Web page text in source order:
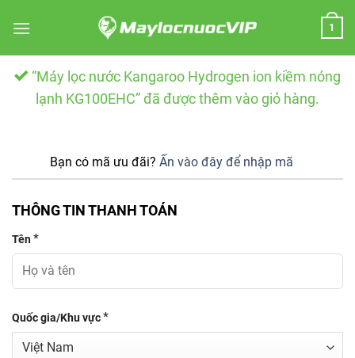
1
“Máy lọc nước Kangaroo Hydrogen ion kiềm nóng
lạnh KG100EHC” đã được thêm vào giỏ hàng.
Bạn có mã ưu đãi? Ấn vào đây để nhập mã
THÔNG TIN THANH TOÁN
Tên*
Quốc gia/Khu vực*